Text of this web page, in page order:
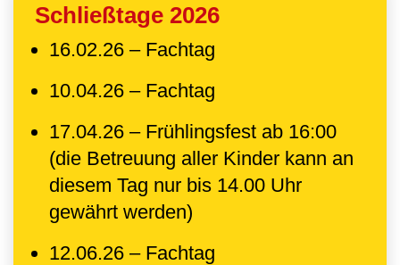
Schließtage 2026
16.02.26 – Fachtag
10.04.26 – Fachtag
17.04.26 – Frühlingsfest ab 16:00
(die Betreuung aller Kinder kann an
diesem Tag nur bis 14.00 Uhr
gewährt werden)
12.06.26 – Fachtag